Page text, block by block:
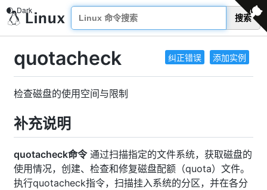
搜索
纠正错误 添加实例
quotacheck
检查磁盘的使用空间与限制
补充说明
quotacheck命令通过扫描指定的文件系统，获取磁盘的
使用情况，创建、检查和修复磁盘配额（quota）文件。
执行quotacheck指令，扫描挂入系统的分区，并在各分